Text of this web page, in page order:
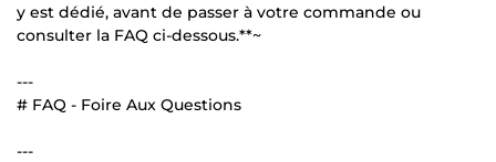
y est dédié, avant de passer à votre commande ou
consulter la FAQ ci-dessous.**~
---
# FAQ - Foire Aux Questions
---